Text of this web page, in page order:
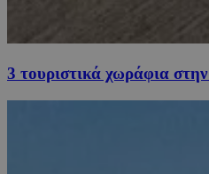
3 τουριστικά χωράφια